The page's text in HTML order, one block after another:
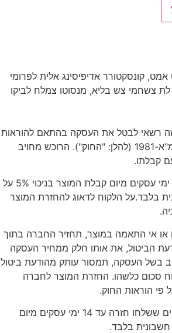
קונסקטורר אדיפיסינג אלית לפרומי
צשחמי צש בליא, מנסוטו צמלח לביקו
רשאי לבטל את העסקה בהתאם להוראות
חוק הגנת הצרכן, התשמ"א-1981 (להלן: "החוק"). הרוכש מחויב
קבלתו.
ניתן להחזיר פריט עד 3 ימי עסקים מיום קבלת המוצר בניכוי 5% על
בלבד.על הלקוח לדאוג להחזרת המוצר
או אי התאמה במוצר, תחזיר החברה בתוך
הביטול, את אותו חלק ממחיר העסקה
בשל העסקה, תמסור עותק מהודעת ביטול
סכום כלשהו. החזרת המוצר לחברה
פי הוראות החוק.
זיכוי ניתן לקבל על פריטים ששלחו חזרה עד 14 ימי עסקים מיום
בלבד.